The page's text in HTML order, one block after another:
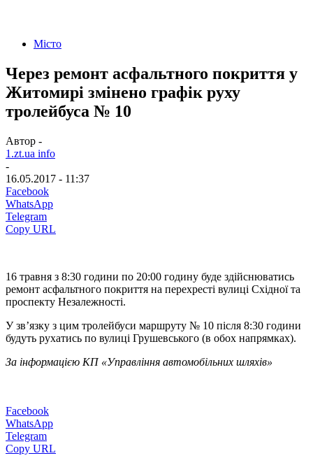
Місто
Через ремонт асфальтного покриття у
Житомирі змінено графік руху
тролейбуса № 10
Автор -
1.zt.ua info
-
16.05.2017 - 11:37
Facebook
WhatsApp
Telegram
Copy URL
16 травня з 8:30 години по 20:00 годину буде здійснюватись
ремонт асфальтного покриття на перехресті вулиці Східної та
проспекту Незалежності.
У зв’язку з цим тролейбуси маршруту № 10 після 8:30 години
будуть рухатись по вулиці Грушевського (в обох напрямках).
За інформацією КП «Управління автомобільних шляхів»
Facebook
WhatsApp
Telegram
Copy URL